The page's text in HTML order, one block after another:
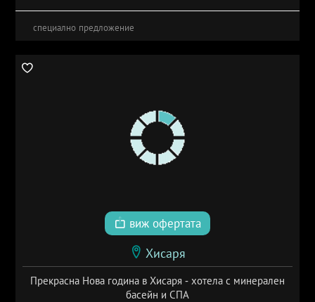
специално предложение
виж офертата
Хисаря
Прекрасна Нова година в Хисаря - хотела с минерален
басейн и СПА